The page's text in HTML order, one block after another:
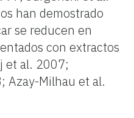
han demostrado
se reducen en
con extractos
et al. 2007;
Azay-Milhau et al.